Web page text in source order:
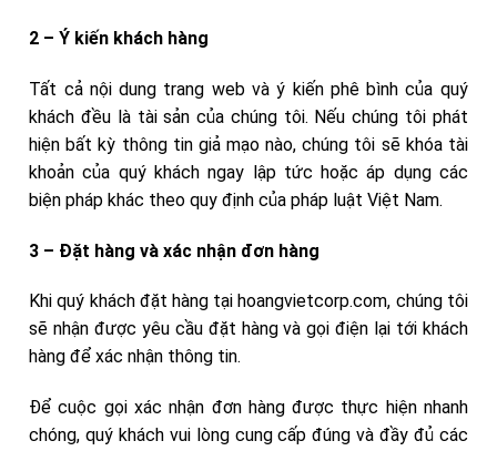
2 – Ý kiến khách hàng
Tất cả nội dung trang web và ý kiến phê bình của quý
khách đều là tài sản của chúng tôi. Nếu chúng tôi phát
hiện bất kỳ thông tin giả mạo nào, chúng tôi sẽ khóa tài
khoản của quý khách ngay lập tức hoặc áp dụng các
biện pháp khác theo quy định của pháp luật Việt Nam.
3 – Đặt hàng và xác nhận đơn hàng
Khi quý khách đặt hàng tại hoangvietcorp.com, chúng tôi
sẽ nhận được yêu cầu đặt hàng và gọi điện lại tới khách
hàng để xác nhận thông tin.
Để cuộc gọi xác nhận đơn hàng được thực hiện nhanh
chóng, quý khách vui lòng cung cấp đúng và đầy đủ các